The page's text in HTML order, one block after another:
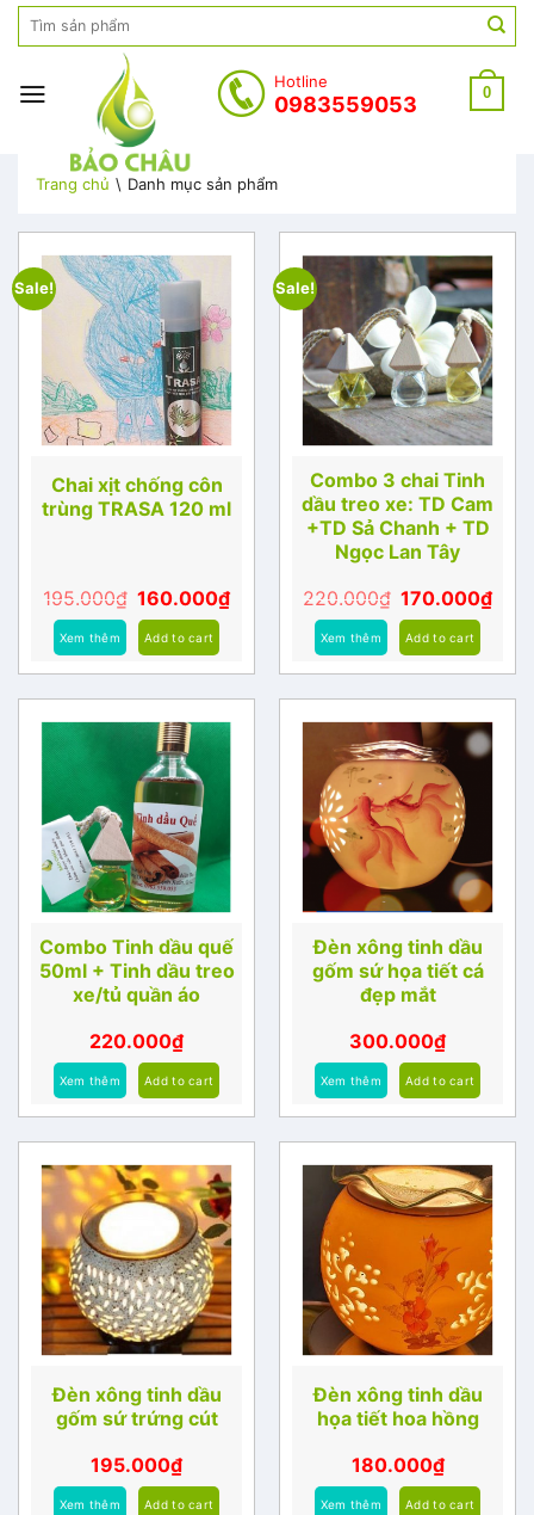
SkipSearch
Hotline
0983559053 0
Trang chủ \ Danh mục sản phẩm
Sale!
Chai xịt chống côn
trùng TRASA 120 ml
195.000₫ 160.000₫
Xem thêm Add to cart
Sale!
Combo 3 chai Tinh
dầu treo xe: TD Cam
+TD Sả Chanh + TD
Ngọc Lan Tây
220.000₫ 170.000₫
Xem thêm Add to cart
Combo Tinh dầu quế
50ml + Tinh dầu treo
xe/tủ quần áo
220.000₫
Xem thêm Add to cart
Đèn xông tinh dầu
gốm sứ họa tiết cá
đẹp mắt
300.000₫
Xem thêm Add to cart
Đèn xông tinh dầu
gốm sứ trứng cút
195.000₫
Xem thêm Add to cart
Đèn xông tinh dầu
họa tiết hoa hồng
180.000₫
Xem thêm Add to cart